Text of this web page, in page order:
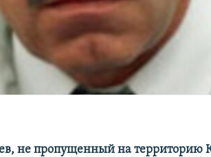
не пропущенный на территорию